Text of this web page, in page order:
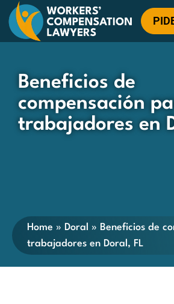
Beneficios de
compensación
trabajadores en
Home » Doral » Beneficios de
trabajadores en Doral, FL